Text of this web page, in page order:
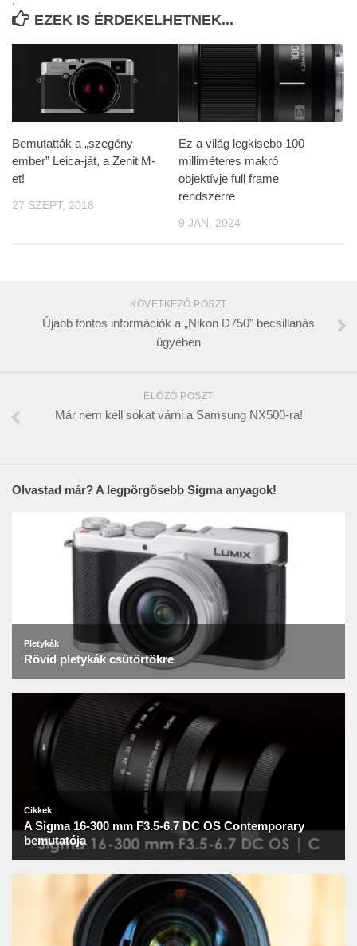
EZEK IS ÉRDEKELHETNEK...
Bemutatták a „szegény
ember” Leica-ját, a Zenit M-
et!
27 SZEPT, 2018
Ez a világ legkisebb 100
milliméteres makró
objektívje full frame
rendszerre
9 JAN, 2024
KÖVETKEZŐ POSZT
Újabb fontos információk a „Nikon D750” becsillanás
ügyében
ELŐZŐ POSZT
Már nem kell sokat várni a Samsung NX500-ra!
Olvastad már? A legpörgősebb Sigma anyagok!